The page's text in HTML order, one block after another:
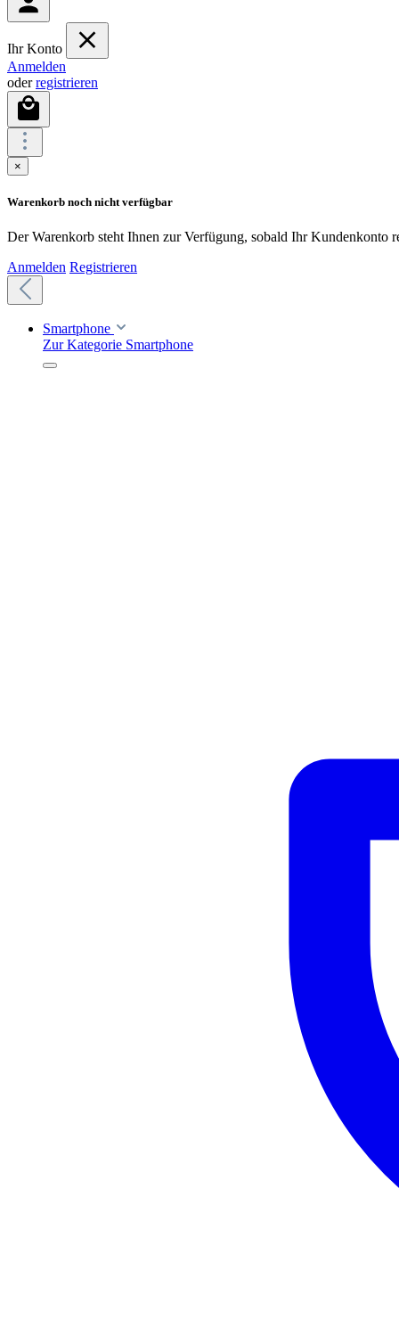
Ihr Konto
Anmelden
oderregistrieren
×
Warenkorb noch nicht verfügbar
Der Warenkorb steht Ihnen zur Verfügung, sobald Ihr Kundenkonto
Anmelden Registrieren
Smartphone
Zur Kategorie Smartphone